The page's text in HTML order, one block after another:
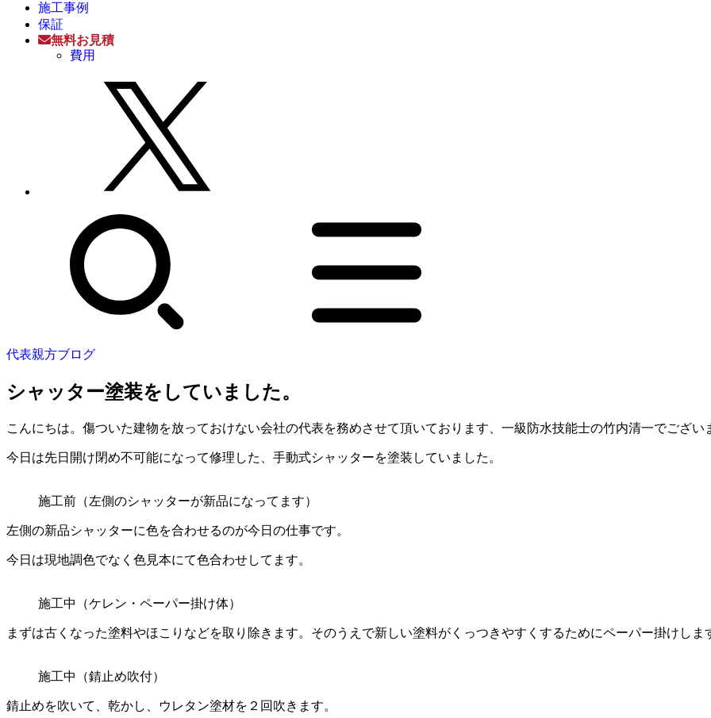
施工事例
保証
無料お見積
費用
代表親方ブログ
シャッター塗装をしていました。
こんにちは。傷ついた建物を放っておけない会社の代表を務めさせて頂いております、一級防水技能士の竹内清一でござい
今日は先日開け閉め不可能になって修理した、手動式シャッターを塗装していました。
施工前（左側のシャッターが新品になってます）
左側の新品シャッターに色を合わせるのが今日の仕事です。
今日は現地調色でなく色見本にて色合わせしてます。
施工中（ケレン・ペーパー掛け体）
まずは古くなった塗料やほこりなどを取り除きます。そのうえで新しい塗料がくっつきやすくするためにペーパー掛けしま
施工中（錆止め吹付）
錆止めを吹いて、乾かし、ウレタン塗材を２回吹きます。